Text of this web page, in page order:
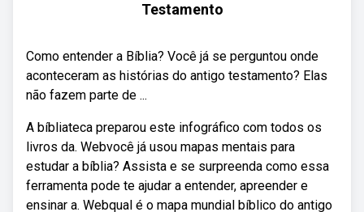
Testamento
Como entender a Bíblia? Você já se perguntou onde
aconteceram as histórias do antigo testamento? Elas
não fazem parte de ...
A bíbliateca preparou este infográfico com todos os
livros da. Webvocê já usou mapas mentais para
estudar a bíblia? Assista e se surpreenda como essa
ferramenta pode te ajudar a entender, apreender e
ensinar a. Webqual é o mapa mundial bíblico do antigo